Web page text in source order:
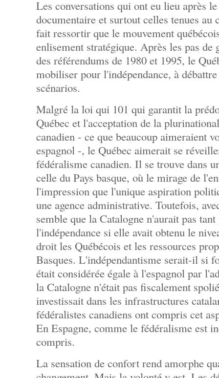
Les conversations qui ont eu lieu après
documentaire et surtout celles tenues au
fait ressortir que le mouvement
enlisement stratégique. Après les pas de
des référendums de 1980 et 1995, le
mobiliser pour l'indépendance, à
scénarios.
Malgré la loi qui 101 qui garantit la
Québec et l'acceptation de la
canadien - ce que beaucoup aimeraient
espagnol -, le Québec aimerait se
fédéralisme canadien. Il se trouve dans
celle du Pays basque, où le mirage de
l'impression que l'unique aspiration
une agence administrative. Toutefois,
semble que la Catalogne n'aurait pas
l'indépendance si elle avait obtenu le
droit les Québécois et les ressources
Basques. L'indépendantisme serait-il si
était considérée égale à l'espagnol par
la Catalogne n'était pas fiscalement
investissait dans les infrastructures
fédéralistes canadiens ont compris cet
En Espagne, comme le fédéralisme est
compris.
La sensation de confort rend amorphe